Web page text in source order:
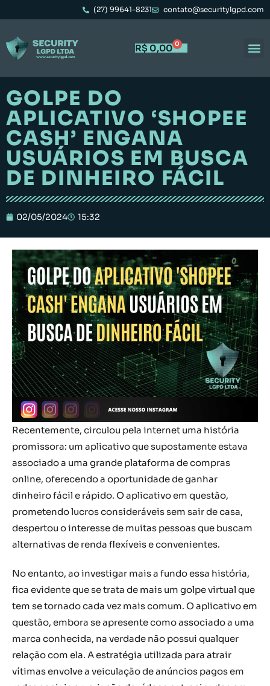
(27) 99641-8231 contato@securitylgpd.com
R$ 0,00 0
GOLPE DO
APLICATIVO ‘SHOPEE
CASH’ ENGANA
USUÁRIOS EM BUSCA
DE DINHEIRO FÁCIL
02/05/2024 15:32
Recentemente, circulou pela internet uma história
promissora: um aplicativo que supostamente estava
associado a uma grande plataforma de compras
online, oferecendo a oportunidade de ganhar
dinheiro fácil e rápido. O aplicativo em questão,
prometendo lucros consideráveis sem sair de casa,
despertou o interesse de muitas pessoas que buscam
alternativas de renda flexíveis e convenientes.
No entanto, ao investigar mais a fundo essa história,
fica evidente que se trata de mais um golpe virtual que
tem se tornado cada vez mais comum. O aplicativo em
questão, embora se apresente como associado a uma
marca conhecida, na verdade não possui qualquer
relação com ela. A estratégia utilizada para atrair
vítimas envolve a veiculação de anúncios pagos em